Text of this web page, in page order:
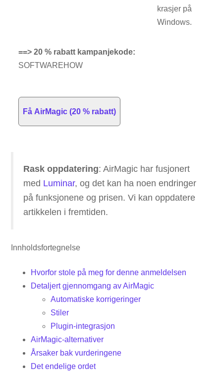
krasjer på
Windows.
==> 20 % rabatt kampanjekode:
SOFTWAREHOW
Få AirMagic (20 % rabatt)
Rask oppdatering: AirMagic har fusjonert
med Luminar, og det kan ha noen endringer
på funksjonene og prisen. Vi kan oppdatere
artikkelen i fremtiden.
Innholdsfortegnelse
Hvorfor stole på meg for denne anmeldelsen
Detaljert gjennomgang av AirMagic
Automatiske korrigeringer
Stiler
Plugin-integrasjon
AirMagic-alternativer
Årsaker bak vurderingene
Det endelige ordet